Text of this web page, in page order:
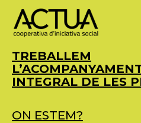
TREBALLEM
INTEGRAL DE LES
ON ESTEM?